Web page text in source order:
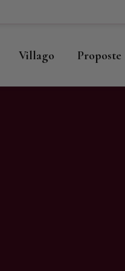
Villago Proposte
Villago
Proposte